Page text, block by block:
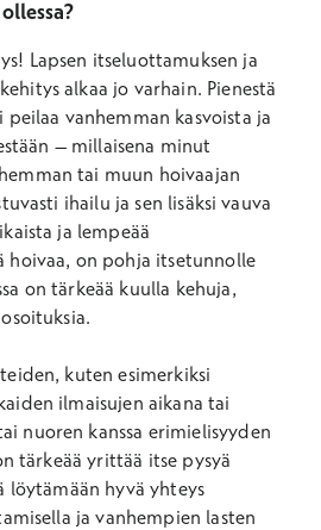
Lapsen itseluottamuksen ja
alkaa jo varhain. Pienestä
peilaa vanhemman kasvoista ja
– millaisena minut
tai muun hoivaajan
ihailu ja sen lisäksi vauva
ja lempeää
hoivaa, on pohja itsetunnolle
on tärkeää kuulla kehuja,
kuten esimerkiksi
ilmaisujen aikana tai
nuoren kanssa erimielisyyden
tärkeää yrittää itse pysyä
löytämään hyvä yhteys
ja vanhempien lasten